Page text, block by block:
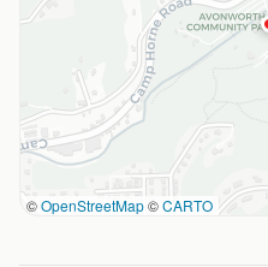
©OpenStreetMap©CARTO